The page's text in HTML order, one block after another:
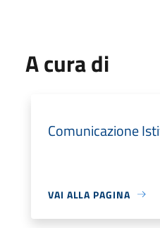
A cura di
Comunicazione
VAI ALLA PAGINA